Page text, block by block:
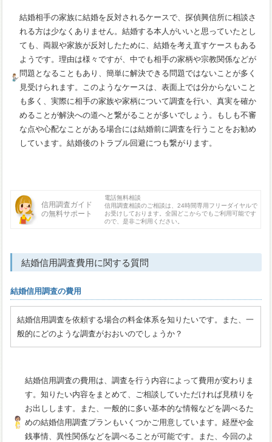
結婚相手の家族に結婚を反対されるケースで、探偵興信所に相談さ
れる方は少なくありません。結婚する本人がいいと思っていたとし
ても、両親や家族が反対したために、結婚を考え直すケースもある
ようです。理由は様々ですが、中でも相手の家柄や宗教関係などが
問題となることもあり、簡単に解決できる問題ではないことが多く
見受けられます。このようなケースは、表面上では分からないこと
も多く、実際に相手の家族や家柄について調査を行い、真実を確か
めることが解決への道へと繋がることが多いでしょう。もしも不審
な点や心配なことがある場合には結婚前に調査を行うことをお勧め
しています。結婚後のトラブル回避につも繋がります。
信用調査ガイド
の無料サポート
電話無料相談
信用調査相談のご相談は、24時間専用フリーダイヤルで
お受けしております。全国どこからでもご利用可能です
ので、是非ご利用ください。
結婚信用調査費用に関する質問
結婚信用調査の費用
結婚信用調査を依頼する場合の料金体系を知りたいです。また、一
般的にどのような調査がおおいのでしょうか？
結婚信用調査の費用は、調査を行う内容によって費用が変わりま
す。知りたい内容をまとめて、ご相談していただければ見積りを
お出しします。また、一般的に多い基本的な情報などを調べるた
めの結婚信用調査プランもいくつかご用意しています。経歴や金
銭事情、異性関係などを調べることが可能です。また、今回のよ